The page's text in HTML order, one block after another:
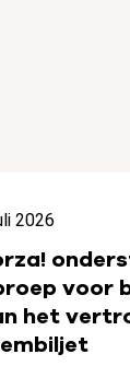
2026
voor
het